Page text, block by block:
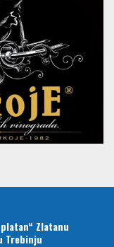
Zlatanu
Trebinju